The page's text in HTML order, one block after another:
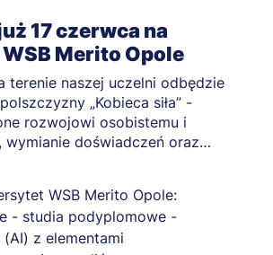
17 czerwca na
Merito Opole
terenie naszej uczelni odbędzie
„Kobieca siła” -
rozwojowi osobistemu i
doświadczeń oraz